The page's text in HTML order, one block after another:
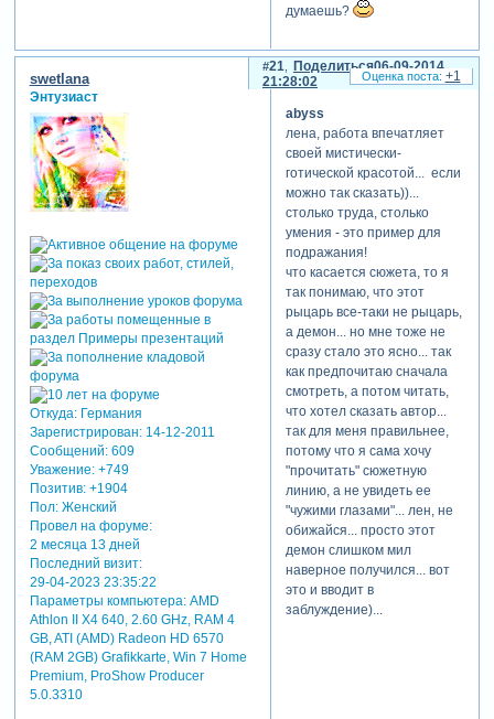
в проекте очень много
переконвертации ролик
без фотографий и
айлоников весил 1 015 мб. с
этим пришлось бороться,
однако))) [взломанный
сайт] терпеть ненавижу
обрабатывать видео в
процессе построения
композиций – мысля
пришла, деталька
вставлена, и вот вторая уж
скребется в дверку – надо
запускать… а если в каждом
случае носаться,
взвешивать видюшки и
потом их облегчать, то
через пару-тройку слайдов
зазеваю и покончу с этим
делом и бесповоротно –
снова в детскую тематику
уйду))
хочу настойчиво
предупредить, что если кто-
то смотрит косо на
присутствие в проекте
крови (да,
соответствующего цвета,
известной густоты и в
немалых количествах) и
думаешь?
Поделиться
21
06-09-2014
21:28:02
swetlana
Энтузиаст
Откуда:Германия
Зарегистрирован: 14-12-2011
Сообщений:609
Уважение: +749
Позитив: +1904
Пол:Женский
Провел на форуме:
2 месяца 13 дней
Последний визит:
29-04-2023 23:35:22
Параметры компьютера:AMD
Athlon II X4 640, 2.60 GHz, RAM 4
GB, ATI (AMD) Radeon HD 6570
(RAM 2GB) Grafikkarte, Win 7 Home
Premium, ProShow Producer
5.0.3310
abyss
лена, работа впечатляет
своей мистически-
готической красотой... если
можно так сказать))...
столько труда, столько
умения - это пример для
подражания!
что касается сюжета, то я
так понимаю, что этот
рыцарь все-таки не рыцарь,
а демон... но мне тоже не
сразу стало это ясно... так
как предпочитаю сначала
смотреть, а потом читать,
что хотел сказать автор...
так для меня правильнее,
потому что я сама хочу
"прочитать" сюжетную
линию, а не увидеть ее
"чужими глазами"... лен, не
обижайся... просто этот
демон слишком мил
наверное получился... вот
это и вводит в
заблуждение)...
+1